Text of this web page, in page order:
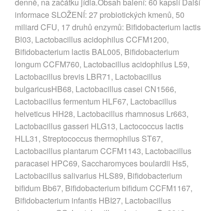
denně, na začátku jídla.Obsah balení: 60 kapslí Další
informace SLOŽENÍ: 27 probiotických kmenů, 50
miliard CFU, 17 druhů enzymů: Bifidobacterium lactis
Bl03, Lactobacillus acidophilus CCFM1200,
Bifidobacterium lactis BAL005, Bifidobacterium
longum CCFM760, Lactobacillus acidophilus L59,
Lactobacillus brevis LBR71, Lactobacillus
bulgaricusHB68, Lactobacillus casei CN1566,
Lactobacillus fermentum HLF67, Lactobacillus
helveticus HH28, Lactobacillus rhamnosus Lr663,
Lactobacillus gasseri HLG13, Lactococcus lactis
HLL31, Streptococcus thermophilus ST67,
Lactobacillus plantarum CCFM1143, Lactobacillus
paracasei HPC69, Saccharomyces boulardii Hs5,
Lactobacillus salivarius HLS89, Bifidobacterium
bifidum Bb67, Bifidobacterium bifidum CCFM1167,
Bifidobacterium infantis HBI27, Lactobacillus